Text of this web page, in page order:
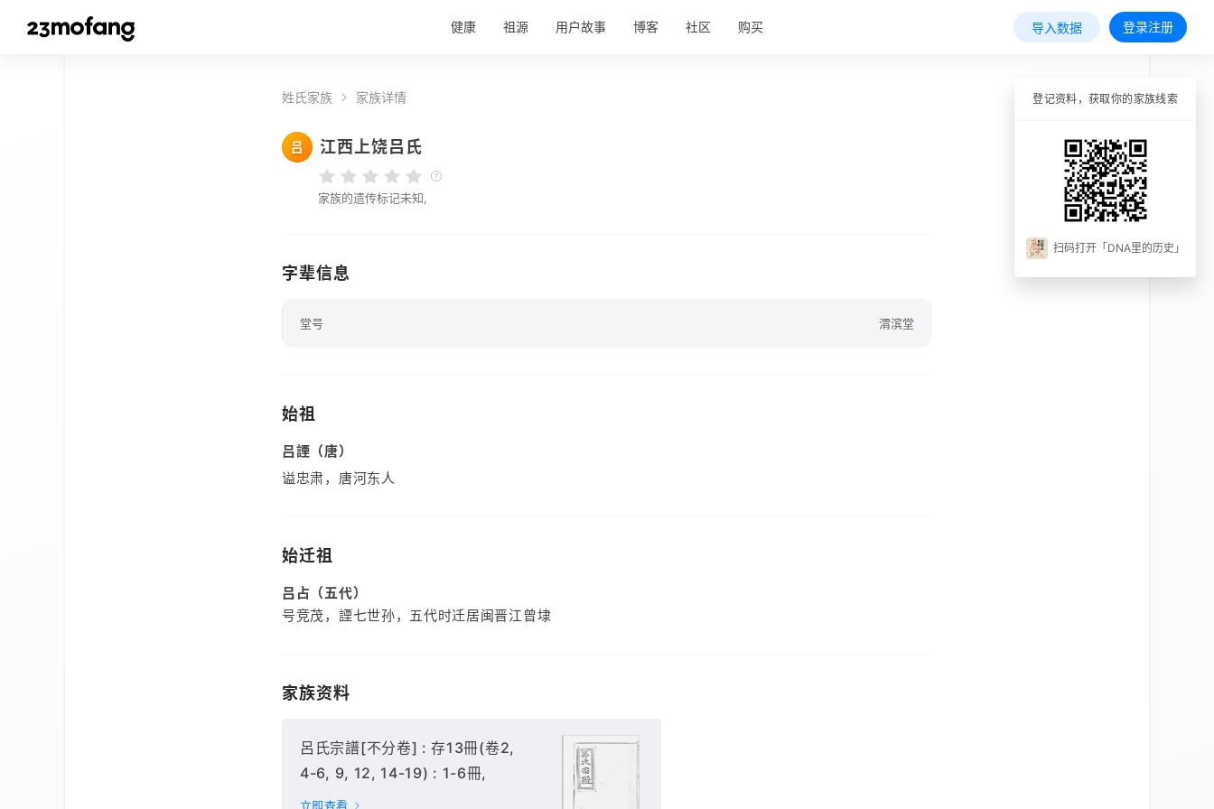
健康 祖源 用户故事 博客 社区 购买 导入数据 登录注册
姓氏家族 家族详情
吕 江西上饶吕氏
家族的遗传标记未知,
字辈信息
堂号 渭滨堂
始祖
吕諲（唐）
谥忠肃，唐河东人
始迁祖
吕占（五代）
号竞茂，諲七世孙，五代时迁居闽晋江曾埭
家族资料
呂氏宗譜[不分卷] : 存13冊(卷2,
4-6, 9, 12, 14-19) : 1-6冊,
立即查看
登记资料，获取你的家族线索
扫码打开「DNA里的历史」